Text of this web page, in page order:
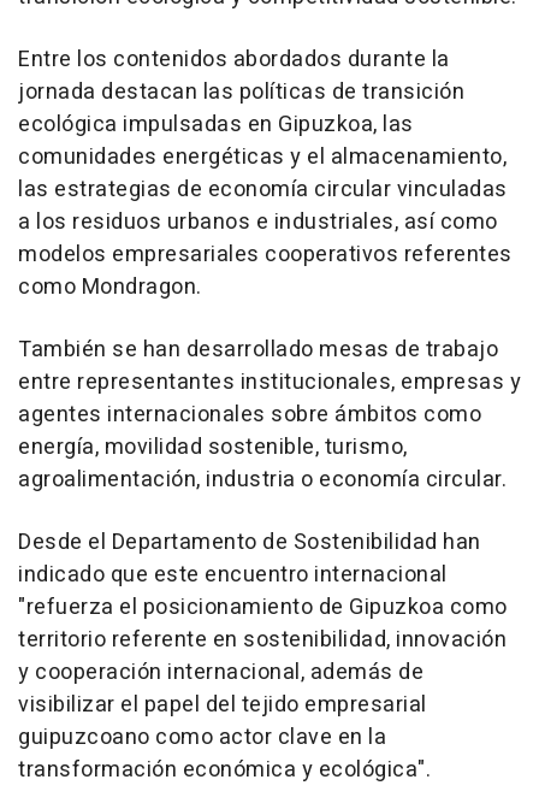
Entre los contenidos abordados durante la
jornada destacan las políticas de transición
ecológica impulsadas en Gipuzkoa, las
comunidades energéticas y el almacenamiento,
las estrategias de economía circular vinculadas
a los residuos urbanos e industriales, así como
modelos empresariales cooperativos referentes
como Mondragon.
También se han desarrollado mesas de trabajo
entre representantes institucionales, empresas y
agentes internacionales sobre ámbitos como
energía, movilidad sostenible, turismo,
agroalimentación, industria o economía circular.
Desde el Departamento de Sostenibilidad han
indicado que este encuentro internacional
"refuerza el posicionamiento de Gipuzkoa como
territorio referente en sostenibilidad, innovación
y cooperación internacional, además de
visibilizar el papel del tejido empresarial
guipuzcoano como actor clave en la
transformación económica y ecológica".